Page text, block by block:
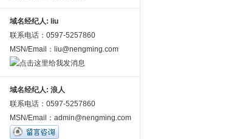
域名经纪人: liu
联系电话：0597-5257860
MSN/Email：liu@nengming.com
域名经纪人: 浪人
联系电话：0597-5257860
MSN/Email：admin@nengming.com